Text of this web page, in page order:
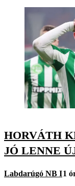
HORVÁTH
JÓ LENNE
Labdarúgó NB I1